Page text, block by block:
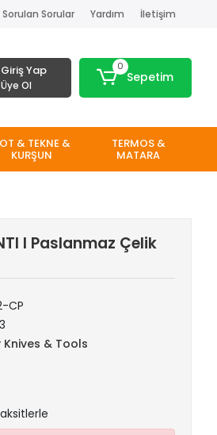
Sorulan Sorular Yardım İletişim
Giriş Yap
Üye Ol
0
Sepetim
& TEKNE &
KURŞUN
TERMOS &
MATARA
I Paslanmaz Çelik
CP
Knives & Tools